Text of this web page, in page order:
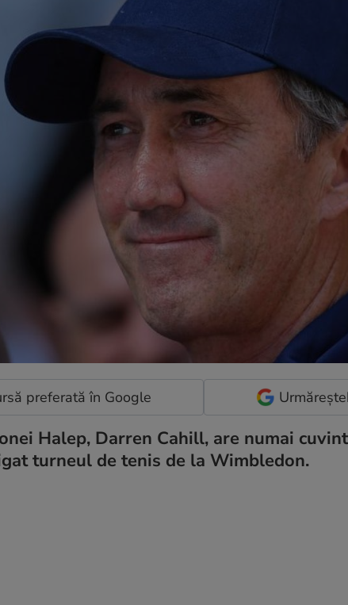
preferată în Google Urmărește
Halep, Darren Cahill, are numai
turneul de tenis de la Wimbledon.